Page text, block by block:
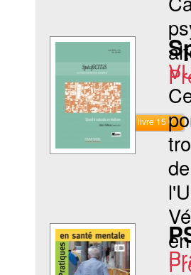
Commander le livre 15 €